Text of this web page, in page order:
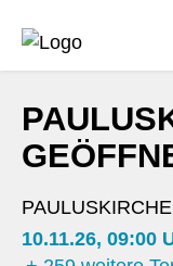
10.11.26, 09:00